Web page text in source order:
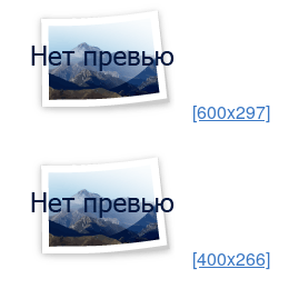
[600x297]
[400x266]